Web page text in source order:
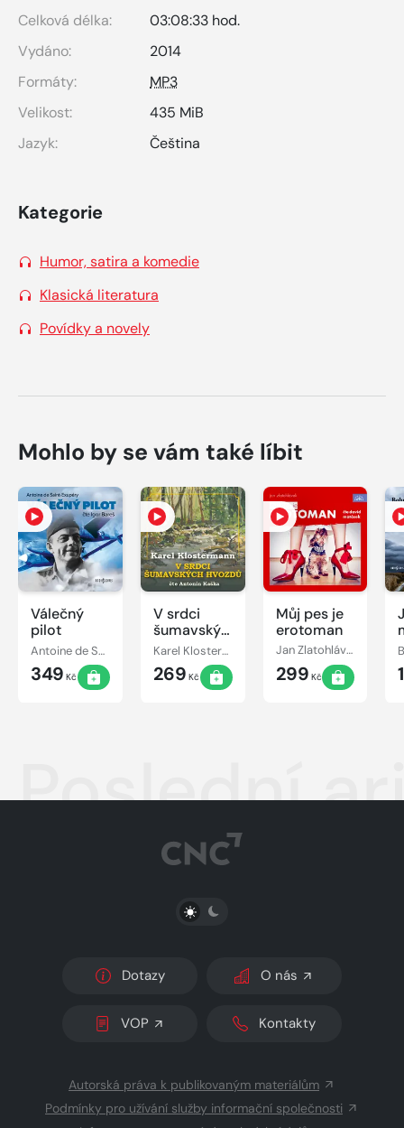
Celková délka:
03:08:33 hod.
Vydáno:
2014
Formáty:
MP3
Velikost:
435 MiB
Jazyk:
Čeština
Kategorie
Humor, satira a komedie
Klasická literatura
Povídky a novely
Mohlo by se vám také líbit
Válečný
pilot
Antoine de Saint-Exupéry
349 Kč
V srdci
šumavských
hvozdů
Karel Klostermann
269 Kč
Můj pes je
erotoman
Jan Zlatohlávek
299 Kč
Poslední
PŘEPNOUT SVĚTLÝ/TMAVÝ REŽIM
Dotazy O nás
VOP Kontakty
Autorská práva k publikovaným materiálům
Podmínky pro užívání služby informační společnosti